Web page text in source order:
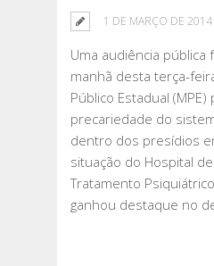
1 DE MARÇO DE 2014
Uma audiência pública
manhã desta terça-
Público Estadual
precariedade do
dentro dos presídios
situação do Hospital
Tratamento
ganhou destaque no